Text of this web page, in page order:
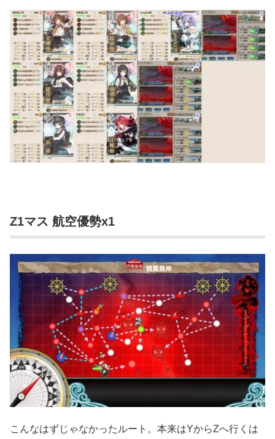
Z1マス 航空優勢x1
こんなはずじゃなかったルート。本来はYからZへ行くは